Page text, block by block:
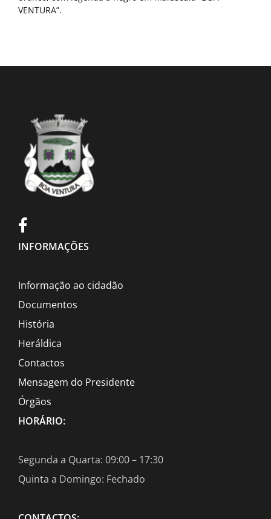
VENTURA”.
INFORMAÇÕES
Informação ao cidadão
Documentos
História
Heráldica
Contactos
Mensagem do Presidente
Órgãos
HORÁRIO:
Segunda a Quarta: 09:00 – 17:30
Quinta a Domingo: Fechado